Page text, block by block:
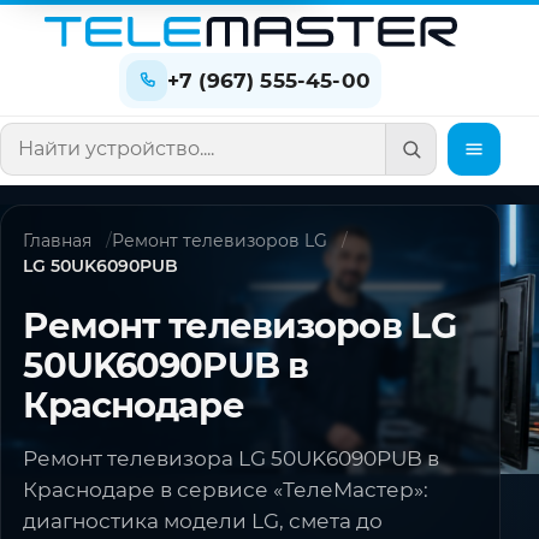
+7 (967) 555-45-00
Поиск по сайту
Главная
Ремонт телевизоров LG
LG 50UK6090PUB
Ремонт телевизоров LG
50UK6090PUB в
Краснодаре
Ремонт телевизора LG 50UK6090PUB в
Краснодаре в сервисе «ТелеМастер»:
диагностика модели LG, смета до